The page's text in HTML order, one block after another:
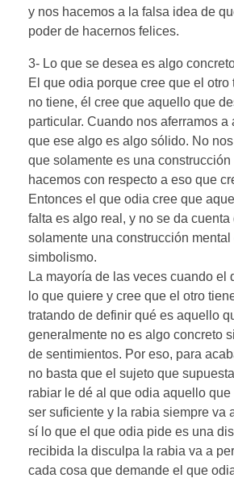
y nos hacemos a la falsa idea de
poder de hacernos felices.
3- Lo que se desea es algo
El que odia porque cree que el otro
no tiene, él cree que aquello que
particular. Cuando nos aferramos a
que ese algo es algo sólido. No
que solamente es una
hacemos con respecto a eso que
Entonces el que odia cree que
falta es algo real, y no se da cuenta
solamente una construcción
simbolismo.
La mayoría de las veces cuando el
lo que quiere y cree que el otro
tratando de definir qué es aquello
generalmente no es algo concreto
de sentimientos. Por eso, para
no basta que el sujeto que
rabiar le dé al que odia aquello
ser suficiente y la rabia siempre va
sí lo que el que odia pide es una
recibida la disculpa la rabia va a
cada cosa que demande el que